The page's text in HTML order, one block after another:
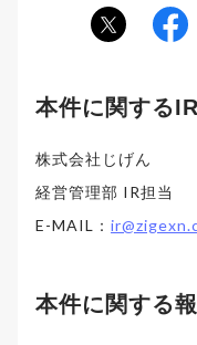
本件に関する
株式会社じげん
経営管理部 IR担当
E-MAIL：
本件に関する